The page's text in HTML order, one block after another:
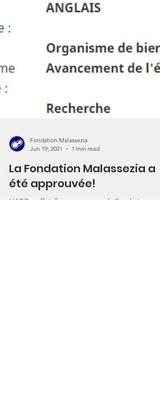
Fondation Malassezia
Jun 19, 2021
1 min read
La Fondation Malassezia a